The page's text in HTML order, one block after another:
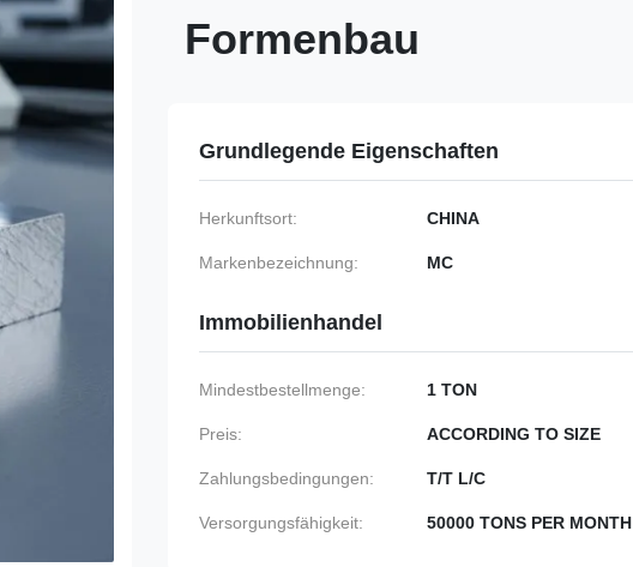
Formenbau
Grundlegende Eigenschaften
Herkunftsort: CHINA
Markenbezeichnung: MC
Immobilienhandel
Mindestbestellmenge: 1 TON
Preis: ACCORDING TO SIZE
Zahlungsbedingungen: T/T L/C
Versorgungsfähigkeit: 50000 TONS PER MONTH